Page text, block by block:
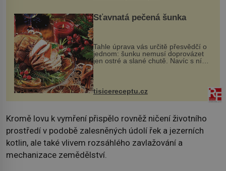
Šťavnatá pečená šunka
Tahle úprava vás určitě přesvědčí o
jednom: šunku nemusí doprovázet
jen ostré a slané chutě. Navíc s ní
nakrmíte poměrně hodně hladových
krků. Ingredience sádlo 3 kg šunky
vcelku 3 stroužky česneku hl...
tisicereceptu.cz
Kromě lovu k vymření přispělo rovněž ničení životního
prostředí v podobě zalesněných údolí řek a jezerních
kotlin, ale také vlivem rozsáhlého zavlažování a
mechanizace zemědělství.